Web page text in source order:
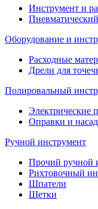
Инструмент и
Оборудование и
Расходные
Дрели для
Полировальный
Электрические
Оправки и
Ручной инструмент
Прочий ручной
Рихтовочный
Шпатели
Щетки